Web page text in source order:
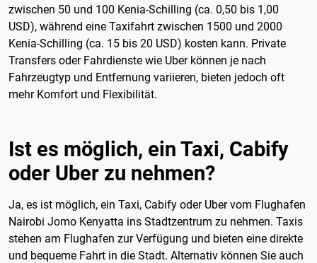
zwischen 50 und 100 Kenia-Schilling (ca. 0,50 bis 1,00
USD), während eine Taxifahrt zwischen 1500 und 2000
Kenia-Schilling (ca. 15 bis 20 USD) kosten kann. Private
Transfers oder Fahrdienste wie Uber können je nach
Fahrzeugtyp und Entfernung variieren, bieten jedoch oft
mehr Komfort und Flexibilität.
Ist es möglich, ein Taxi, Cabify
oder Uber zu nehmen?
Ja, es ist möglich, ein Taxi, Cabify oder Uber vom Flughafen
Nairobi Jomo Kenyatta ins Stadtzentrum zu nehmen. Taxis
stehen am Flughafen zur Verfügung und bieten eine direkte
und bequeme Fahrt in die Stadt. Alternativ können Sie auch